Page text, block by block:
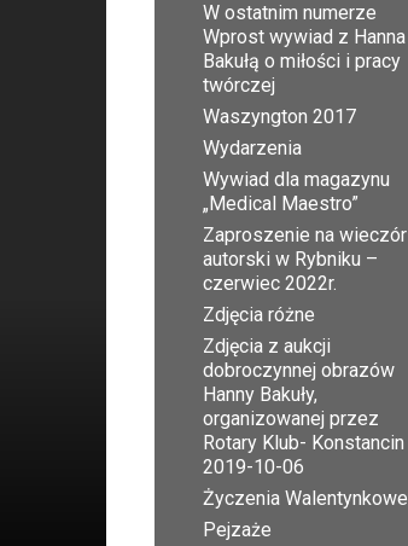
W ostatnim numerze
Wprost wywiad z Hanna
Bakułą o miłości i pracy
twórczej
Waszyngton 2017
Wydarzenia
Wywiad dla magazynu
„Medical Maestro”
Zaproszenie na wieczór
autorski w Rybniku –
czerwiec 2022r.
Zdjęcia różne
Zdjęcia z aukcji
dobroczynnej obrazów
Hanny Bakuły,
organizowanej przez
Rotary Klub- Konstancin
2019-10-06
Życzenia Walentynkowe
Pejzaże